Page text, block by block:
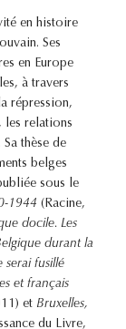
en histoire
Ses
en Europe
à travers
répression,
les relations
thèse de
belges
sous le
1944 (Racine,
docile. Les
durant la
serai fusillé
et français
et Bruxelles,
du Livre,